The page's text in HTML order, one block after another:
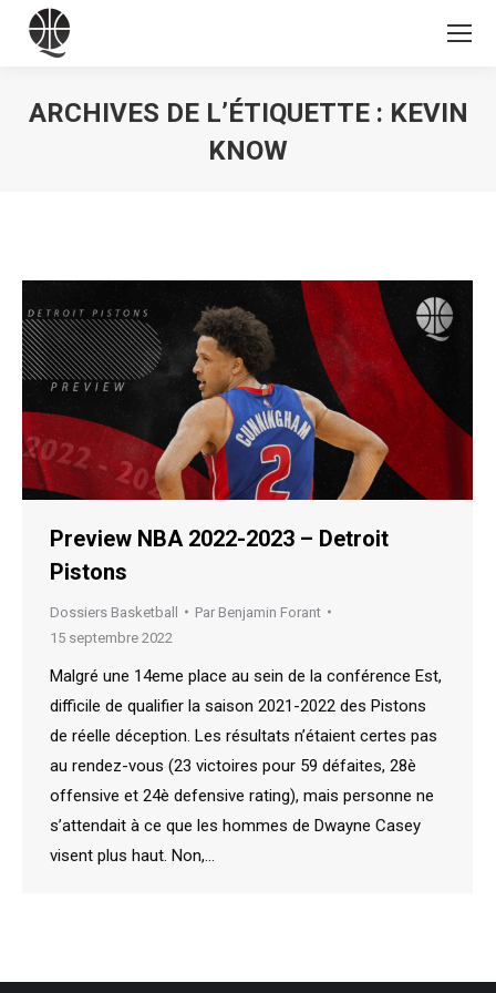
ARCHIVES DE L’ÉTIQUETTE : KEVIN
KNOW
Preview NBA 2022-2023 – Detroit
Pistons
Dossiers Basketball Par Benjamin Forant
15 septembre 2022
Malgré une 14eme place au sein de la conférence Est,
difficile de qualifier la saison 2021-2022 des Pistons
de réelle déception. Les résultats n’étaient certes pas
au rendez-vous (23 victoires pour 59 défaites, 28è
offensive et 24è defensive rating), mais personne ne
s’attendait à ce que les hommes de Dwayne Casey
visent plus haut. Non,…